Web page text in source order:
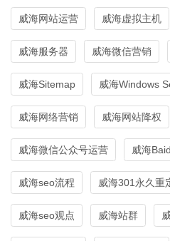
威海网站运营 威海虚拟主机
威海服务器 威海微信营销
威海Sitemap 威海Windows
威海网络营销 威海网站降权
威海微信公众号运营 威海
威海seo流程 威海301永久重
威海seo观点 威海站群